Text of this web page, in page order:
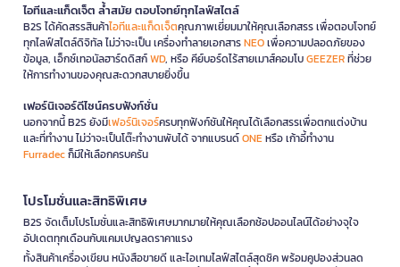
ไอทีและแก็ดเจ็ต ล้ำสมัย ตอบโจทย์ทุกไลฟ์สไตล์
B2S ได้คัดสรรสินค้าไอทีและแก็ดเจ็ตคุณภาพเยี่ยมมาให้คุณเลือกสรร เพื่อตอบโจทย์
ทุกไลฟ์สไตล์ดิจิทัล ไม่ว่าจะเป็น เครื่องทำลายเอกสารNEOเพื่อความปลอดภัยของ
ข้อมูล, เอ็กซ์เทอนัลฮาร์ดดิสก์WD, หรือ คีย์บอร์ดไร้สายเมาส์คอมโบGEEZERที่ช่วย
ให้การทำงานของคุณสะดวกสบายยิ่งขึ้น
เฟอร์นิเจอร์ดีไซน์ครบฟังก์ชั่น
นอกจากนี้ B2S ยังมีเฟอร์นิเจอร์ครบทุกฟังก์ชันให้คุณได้เลือกสรรเพื่อตกแต่งบ้าน
และที่ทำงาน ไม่ว่าจะเป็นโต๊ะทำงานพับได้ จากแบรนด์ONEหรือ เก้าอี้ทำงาน
Furradecก็มีให้เลือกครบครัน
โปรโมชั่นและสิทธิพิเศษ
B2S จัดเต็มโปรโมชั่นและสิทธิพิเศษมากมายให้คุณเลือกช้อปออนไลน์ได้อย่างจุใจ
อัปเดตทุกเดือนกับแคมเปญลดราคาแรง
ทั้งสินค้าเครื่องเขียน หนังสือขายดี และไอเทมไลฟ์สไตล์สุดชิค พร้อมคูปองส่วนลด